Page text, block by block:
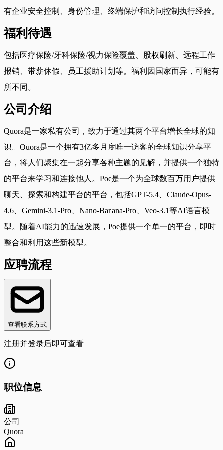
有企业安全控制、身份管理、终端保护和访问控制执行经验。
福利待遇
包括医疗保险/牙科保险/视力保险覆盖、股权刷新、远程工作
报销、带薪休假、员工援助计划等。福利因国家而异，可能有
所不同。
公司介绍
Quora是一家私有公司，致力于通过其两个平台增长全球的知
识。Quora是一个拥有3亿多月度唯一访客的全球知识分享平
台，将人们聚集在一起分享各种主题的见解，并提供一个独特
的平台来学习和连接他人。Poe是一个为全球数百万用户提供
聊天、探索和构建平台的平台，包括GPT-5.4、Claude-Opus-
4.6、Gemini-3.1-Pro、Nano-Banana-Pro、Veo-3.1等AI语言模
型。随着AI能力的迅速发展，Poe提供一个单一的平台，即时
整合和利用这些新模型。
应聘流程
查看联系方式
注册并登录后即可查看
职位信息
公司
Quora